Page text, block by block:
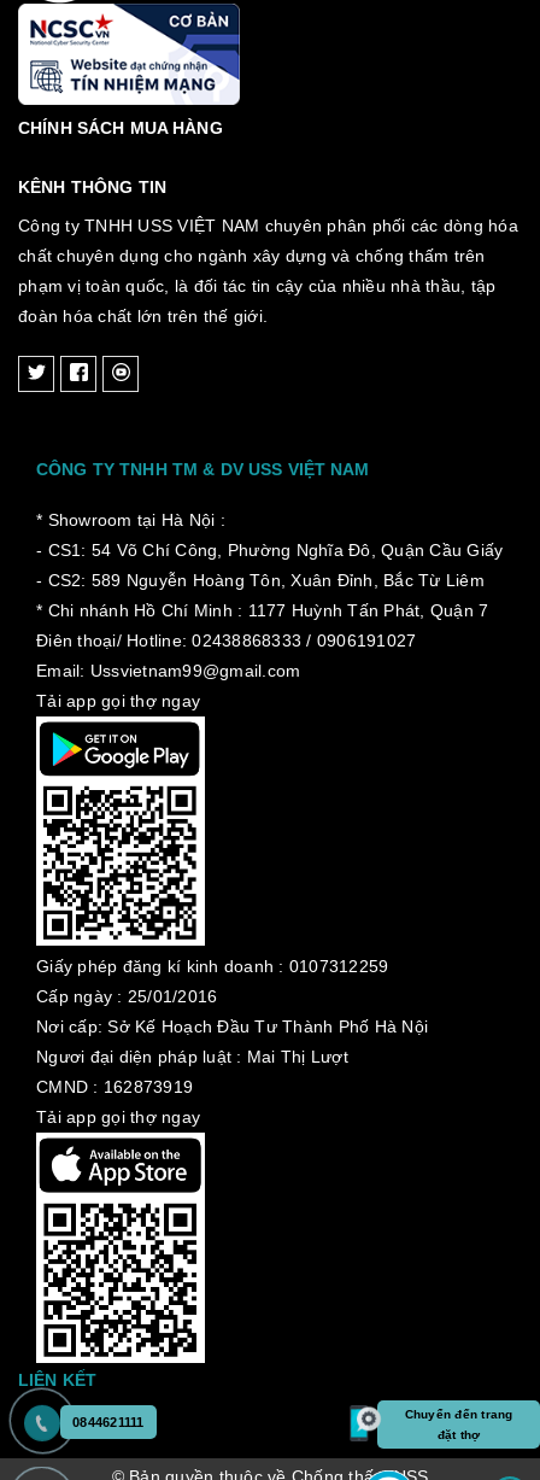
CHÍNH SÁCH MUA HÀNG
KÊNH THÔNG TIN
Công ty TNHH USS VIỆT NAM chuyên phân phối các dòng hóa
chất chuyên dụng cho ngành xây dựng và chống thấm trên
phạm vị toàn quốc, là đối tác tin cậy của nhiều nhà thầu, tập
đoàn hóa chất lớn trên thế giới.
CÔNG TY TNHH TM & DV USS VIỆT NAM
* Showroom tại Hà Nội :
- CS1: 54 Võ Chí Công, Phường Nghĩa Đô, Quận Cầu Giấy
- CS2: 589 Nguyễn Hoàng Tôn, Xuân Đỉnh, Bắc Từ Liêm
* Chi nhánh Hồ Chí Minh : 1177 Huỳnh Tấn Phát, Quận 7
Điên thoại/ Hotline: 02438868333 / 0906191027
Email: Ussvietnam99@gmail.com
Tải app gọi thợ ngay
Giấy phép đăng kí kinh doanh : 0107312259
Cấp ngày : 25/01/2016
Nơi cấp: Sở Kế Hoạch Đầu Tư Thành Phố Hà Nội
Ngươi đại diện pháp luật : Mai Thị Lượt
CMND : 162873919
Tải app gọi thợ ngay
LIÊN KẾT
© Bản quyền thuộc về Chống thấm USS
0844621111
Chuyển đến trang
đặt thợ